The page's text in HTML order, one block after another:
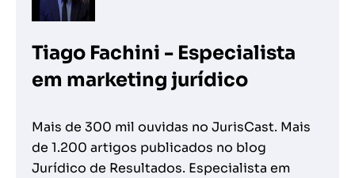
Tiago Fachini - Especialista
em marketing jurídico
Mais de 300 mil ouvidas no JurisCast. Mais
de 1.200 artigos publicados no blog
Jurídico de Resultados. Especialista em